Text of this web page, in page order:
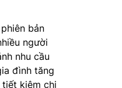
bản
người
nhu cầu
đình tăng
tiết kiệm chi